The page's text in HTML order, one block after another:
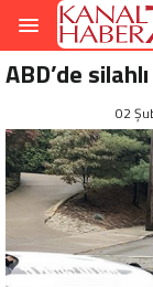
ABD’de
02